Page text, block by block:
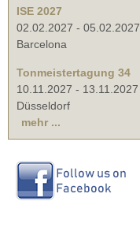
ISE 2027
02.02.2027 - 05.02.2027
Barcelona
Tonmeistertagung 34
10.11.2027 - 13.11.2027
Düsseldorf
mehr ...